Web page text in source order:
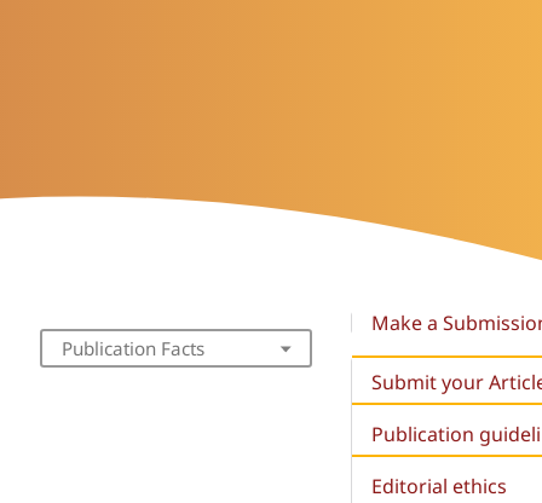
Publication Facts
Make a
Submit your
Publication
Editorial ethics